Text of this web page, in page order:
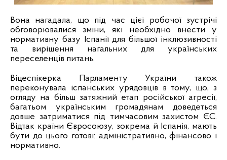
Вона нагадала, що під час цієї робочої зустрічі
обговорювалися зміни, які необхідно внести у
нормативну базу Іспанії для більшої інклюзивності
та вирішення нагальних для українських
переселенців питань.
Віцеспікерка Парламенту України також
переконувала іспанських урядовців в тому, що, з
огляду на більш затяжний етап російської агресії,
багатьом українським громадянам доведеться
довше затриматися під тимчасовим захистом ЄС.
Відтак країни Євросоюзу, зокрема й Іспанія, мають
бути до цього готові: адміністративно, фінансово і
нормативно.